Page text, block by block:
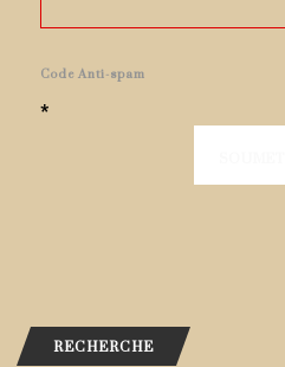
Code Anti-spam
*
RECHERCHE